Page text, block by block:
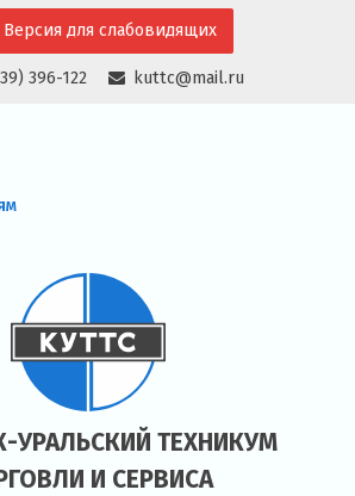
396-122 kuttc@mail.ru
для слабовидящих
УРАЛЬСКИЙ ТЕХНИКУМ
И СЕРВИСА